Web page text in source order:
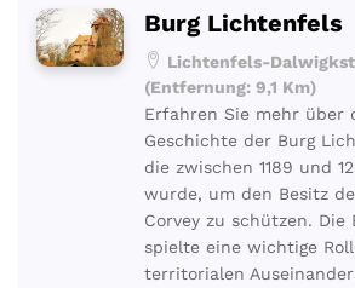
Burg Lichtenfels
Lichtenfels-
(Entfernung: 9,1 Km)
Erfahren Sie mehr über
Geschichte der Burg
die zwischen 1189 und
wurde, um den Besitz
Corvey zu schützen. Die
spielte eine wichtige
territorialen